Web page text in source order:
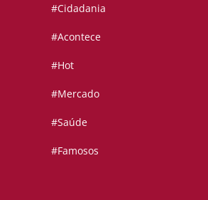
#Cidadania
#Acontece
#Hot
#Mercado
#Saúde
#Famosos